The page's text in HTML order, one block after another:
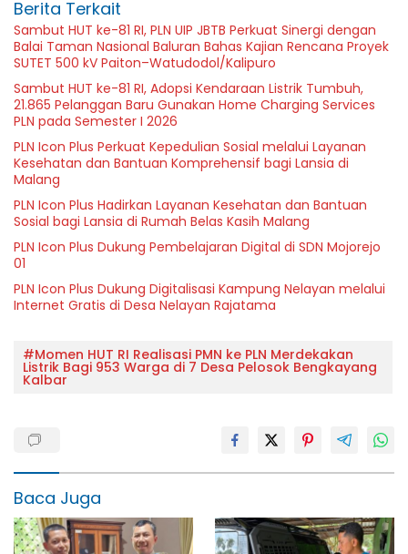
Berita Terkait
Sambut HUT ke-81 RI, PLN UIP JBTB Perkuat Sinergi dengan
Balai Taman Nasional Baluran Bahas Kajian Rencana Proyek
SUTET 500 kV Paiton–Watudodol/Kalipuro
Sambut HUT ke-81 RI, Adopsi Kendaraan Listrik Tumbuh,
21.865 Pelanggan Baru Gunakan Home Charging Services
PLN pada Semester I 2026
PLN Icon Plus Perkuat Kepedulian Sosial melalui Layanan
Kesehatan dan Bantuan Komprehensif bagi Lansia di
Malang
PLN Icon Plus Hadirkan Layanan Kesehatan dan Bantuan
Sosial bagi Lansia di Rumah Belas Kasih Malang
PLN Icon Plus Dukung Pembelajaran Digital di SDN Mojorejo
01
PLN Icon Plus Dukung Digitalisasi Kampung Nelayan melalui
Internet Gratis di Desa Nelayan Rajatama
#Momen HUT RI Realisasi PMN ke PLN Merdekakan
Listrik Bagi 953 Warga di 7 Desa Pelosok Bengkayang
Kalbar
Baca Juga